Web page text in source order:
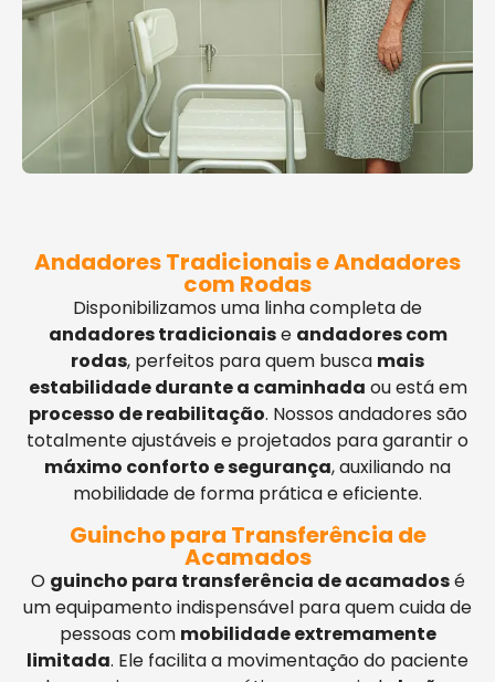
Andadores Tradicionais e Andadores
com Rodas
Disponibilizamos uma linha completa de
andadores tradicionaise andadores com
rodas, perfeitos para quem busca mais
estabilidade durante a caminhada ou está em
processo de reabilitação. Nossos andadores são
totalmente ajustáveis e projetados para garantir o
máximo conforto e segurança, auxiliando na
mobilidade de forma prática e eficiente.
Guincho para Transferência de
Acamados
O guincho para transferência de acamadosé
um equipamento indispensável para quem cuida de
pessoas com mobilidade extremamente
limitada. Ele facilita a movimentação do paciente